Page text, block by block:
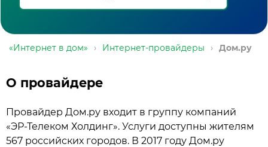
«Интернет в дом» › Интернет-провайдеры › Дом.ру
О провайдере
Провайдер Дом.ру входит в группу компаний
«ЭР-Телеком Холдинг». Услуги доступны жителям
567 российских городов. В 2017 году Дом.ру